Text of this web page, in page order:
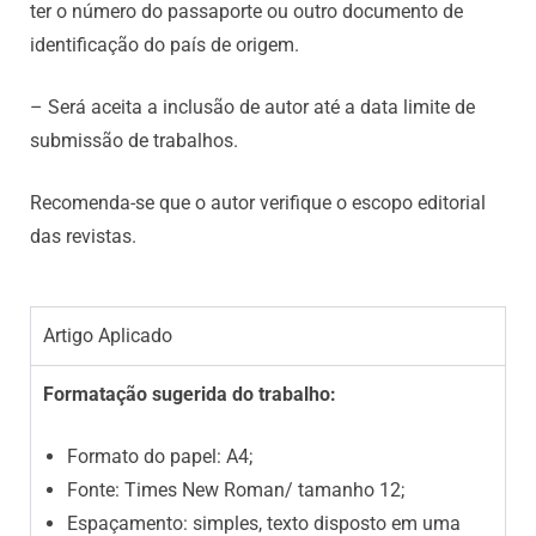
ter o número do passaporte ou outro documento de
identificação do país de origem.
– Será aceita a inclusão de autor até a data limite de
submissão de trabalhos.
Recomenda-se que o autor verifique o escopo editorial
das revistas.
Artigo Aplicado​
Formatação sugerida do trabalho:
Formato do papel: A4;
Fonte: Times New Roman/ tamanho 12;
Espaçamento: simples, texto disposto em uma